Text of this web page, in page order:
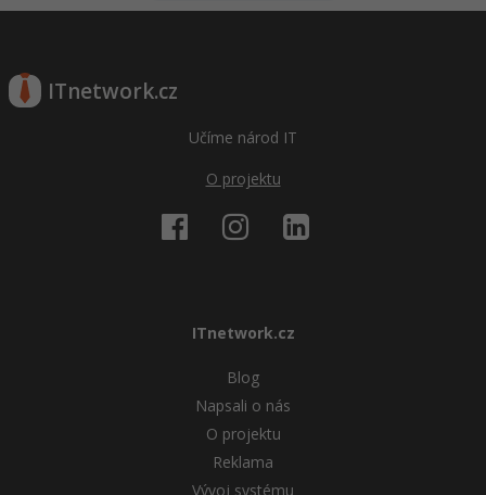
ITnetwork.cz
Učíme národ IT
O projektu
ITnetwork.cz
Blog
Napsali o nás
O projektu
Reklama
Vývoj systému